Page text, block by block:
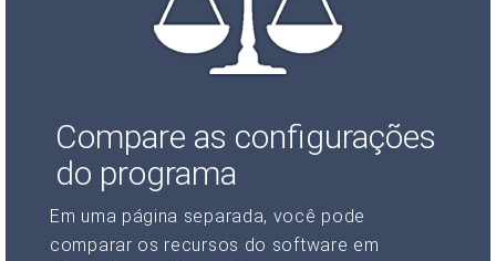
Compare as configurações
do programa
Em uma página separada, você pode
comparar os recursos do software em